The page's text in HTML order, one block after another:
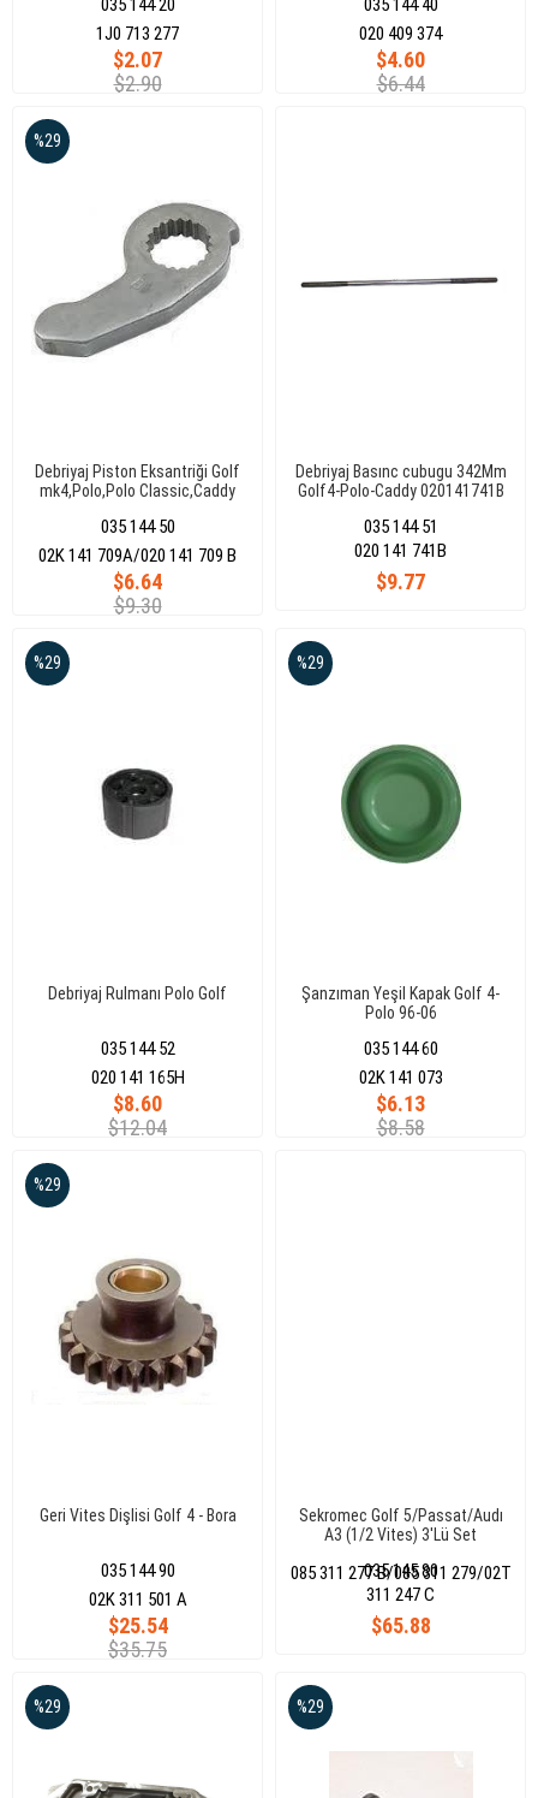
035 144 20
$2.07
$2.90
1J0 713 277
035 144 40
$4.60
$6.44
020 409 374
Debriyaj Piston Eksantriği Golf
mk4,Polo,Polo Classic,Caddy
035 144 50
$6.64
$9.30
%29
02K 141 709A/020 141 709 B
Debriyaj Basınc cubugu 342Mm
Golf4-Polo-Caddy 020141741B
035 144 51
$9.77
020 141 741B
Debriyaj Rulmanı Polo Golf
035 144 52
$8.60
$12.04
%29
020 141 165H
Şanzıman Yeşil Kapak Golf 4-
Polo 96-06
035 144 60
$6.13
$8.58
%29
02K 141 073
Geri Vites Dişlisi Golf 4 - Bora
035 144 90
$25.54
$35.75
%29
02K 311 501 A
Sekromec Golf 5/Passat/Audı
A3 (1/2 Vites) 3'Lü Set
035 145 80
$65.88
085 311 277 B/085 311 279/02T
311 247 C
%29 %29